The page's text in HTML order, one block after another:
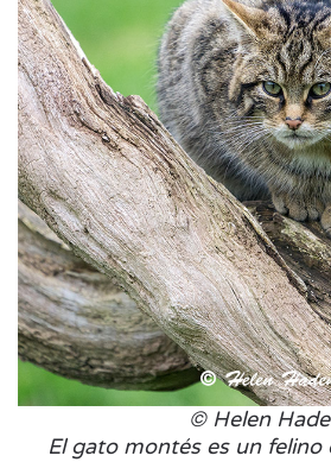
© Helen
El gato montés es un felino